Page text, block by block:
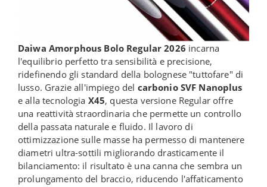
Daiwa Amorphous Bolo Regular 2026 incarna
l'equilibrio perfetto tra sensibilità e precisione,
ridefinendo gli standard della bolognese "tuttofare" di
lusso. Grazie all'impiego del carbonio SVF Nanoplus
e alla tecnologia X45, questa versione Regular offre
una reattività straordinaria che permette un controllo
della passata naturale e fluido. Il lavoro di
ottimizzazione sulle masse ha permesso di mantenere
diametri ultra-sottili migliorando drasticamente il
bilanciamento: il risultato è una canna che sembra un
prolungamento del braccio, riducendo l'affaticamento